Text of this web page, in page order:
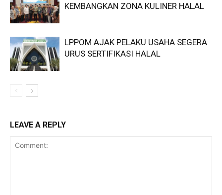
KEMBANGKAN ZONA KULINER HALAL
LPPOM AJAK PELAKU USAHA SEGERA
URUS SERTIFIKASI HALAL
LEAVE A REPLY